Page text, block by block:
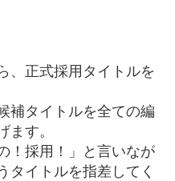
、正式採用タイトルを
補タイトルを全ての編
ます。
！採用！」と言いなが
タイトルを指差してく